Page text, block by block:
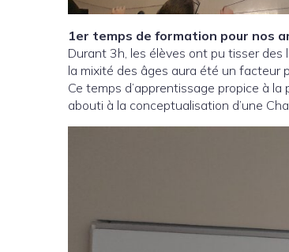
1er temps de formation pour nos
Durant 3h, les élèves ont pu tisser des
la mixité des âges aura été un facteur
Ce temps d’apprentissage propice à
abouti à la conceptualisation d’une